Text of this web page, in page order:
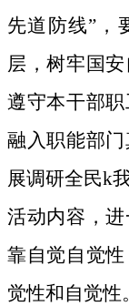
先道防线”，
层，树牢国
遵守本干部职
融入职能部
展调研全民k
活动内容，
靠自觉自觉
觉性和自觉性。